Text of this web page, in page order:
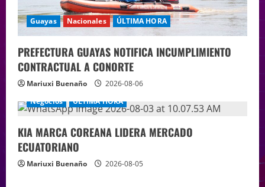
Guayas Nacionales ÚLTIMA HORA
PREFECTURA GUAYAS NOTIFICA INCUMPLIMIENTO
CONTRACTUAL A CONORTE
Mariuxi Buenaño
2026-08-06
Negocios
ÚLTIMA HORA
KIA MARCA COREANA LIDERA MERCADO
ECUATORIANO
Mariuxi Buenaño 2026-08-05